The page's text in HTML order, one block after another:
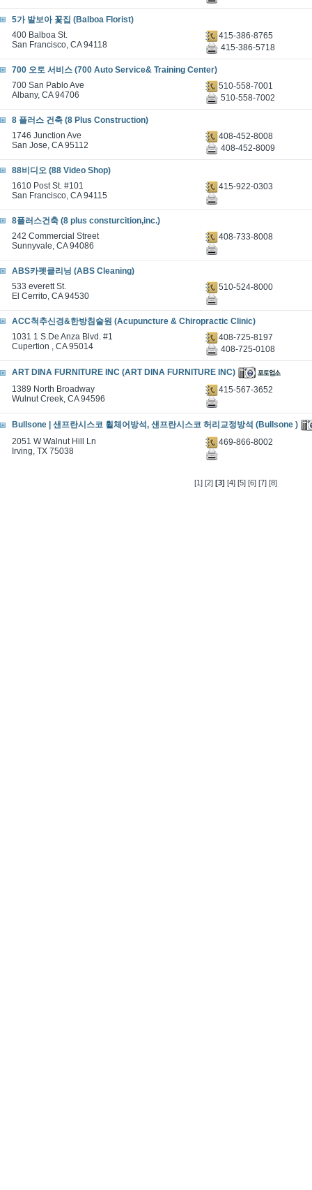
5가 발보아 꽃집 (Balboa Florist)
400 Balboa St.
San Francisco, CA 94118
415-386-8765
415-386-5718
700 오토 서비스 (700 Auto Service& Training Center)
700 San Pablo Ave
Albany, CA 94706
510-558-7001
510-558-7002
8 플러스 건축 (8 Plus Construction)
1746 Junction Ave
San Jose, CA 95112
408-452-8008
408-452-8009
88비디오 (88 Video Shop)
1610 Post St. #101
San Francisco, CA 94115
415-922-0303
8플러스건축 (8 plus consturcition,inc.)
242 Commercial Street
Sunnyvale, CA 94086
408-733-8008
ABS카펫클리닝 (ABS Cleaning)
533 everett St.
El Cerrito, CA 94530
510-524-8000
ACC척추신경&한방침술원 (Acupuncture & Chiropractic Clinic)
1031 1 S.De Anza Blvd. #1
Cupertion , CA 95014
408-725-8197
408-725-0108
ART DINA FURNITURE INC (ART DINA FURNITURE INC)
1389 North Broadway
Wulnut Creek, CA 94596
415-567-3652
Bullsone | 샌프란시스코 휠체어방석, 샌프란시스코 허리교정방석 (Bullsone )
2051 W Walnut Hill Ln
Irving, TX 75038
469-866-8002
[1] [2] [3] [4] [5] [6] [7] [8]